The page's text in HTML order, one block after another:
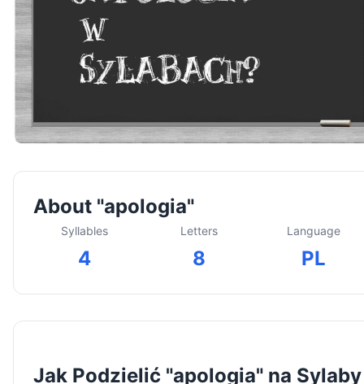
About "apologia"
Syllables
4
Letters
8
Language
PL
Jak Podzielić "apologia" na Sylaby